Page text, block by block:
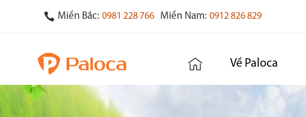
Miền Bắc: 0981 228 766 Miền Nam: 0912 826 829
Về Paloca